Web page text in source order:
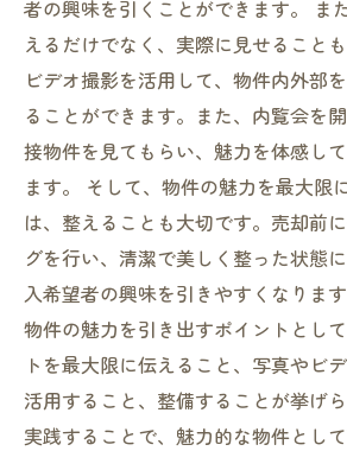
者の興味を引くことができます。 ま
えるだけでなく、実際に見せること
ビデオ撮影を活用して、物件内外部
ることができます。また、内覧会を
接物件を見てもらい、魅力を体感し
ます。 そして、物件の魅力を最大限
は、整えることも大切です。売却前
グを行い、清潔で美しく整った状態
入希望者の興味を引きやすくなります
物件の魅力を引き出すポイントとし
トを最大限に伝えること、写真やビ
活用すること、整備することが挙げ
実践することで、魅力的な物件とし